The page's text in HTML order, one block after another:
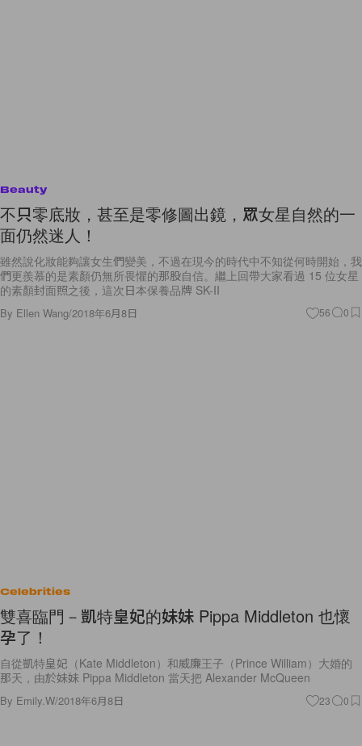
Beauty
不只零底妝，甚至是零修圖出鏡，眾女星自然的一
面仍然迷人！
雖然說化妝能夠讓女生們變美，不過在現今的時代中不知從何時開始，我
們更羨慕的是素顏仍無所畏懼的那股自信。繼上回帶大家看過 15 位女星
的素顏封面照之後，這次日本保養品牌 SK-II
By Ellen Wang/2018年6月8日 56 0
Celebrities
雙喜臨門－凱特皇妃的妹妹 Pippa Middleton 也懷
孕了‌‌！
自從凱特皇妃（Kate Middleton）和威廉王子（Prince William）大婚的
那天，由於妹妹 Pippa Middleton 當天把 Alexander McQueen
By Emily.W/2018年6月8日 23 0